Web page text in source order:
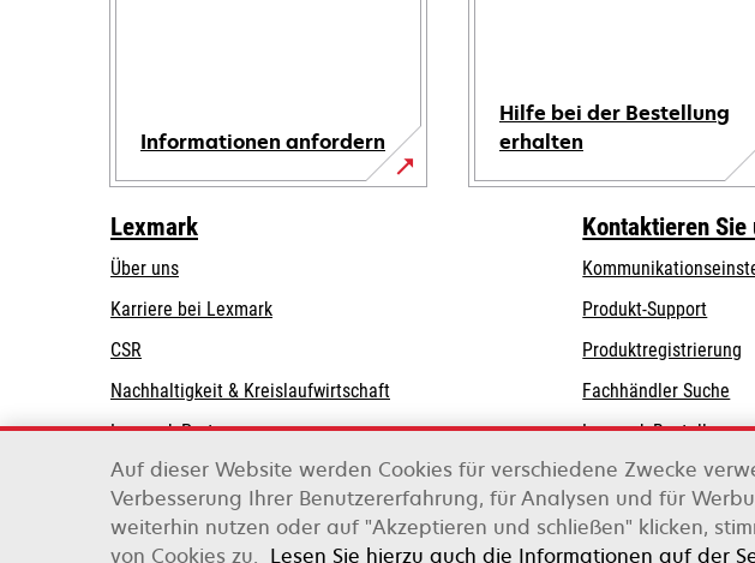
Informationen anfordern
Hilfe bei der Bestellung
erhalten
Lexmark
Über uns
Karriere bei Lexmark
CSR
Nachhaltigkeit & Kreislaufwirtschaft
Lexmark-Partner
Kontaktieren Sie
wird
in
einer
neuen
Registerkarte
Produkt-Supportwird
einer
neuen
Produktregistrierung
Fachhändler Suche
Lexmark Bestellungen
Lexmark Distributoren
Lexmark International, Inc., ein Unternehmen von Xerox
Auf dieser Website werden Cookies für verschiedene Zwecke
Verbesserung Ihrer Benutzererfahrung, für Analysen und für
weiterhin nutzen oder auf "Akzeptieren und schließen" klicken,
von Cookies zu. Lesen Sie hierzu auch die Informationen auf der